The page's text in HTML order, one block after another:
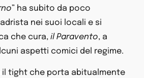
” ha subito da poco
nei suoi locali e si
che cura, il Paravento, a
aspetti comici del regime.
il tight che porta abitualmente